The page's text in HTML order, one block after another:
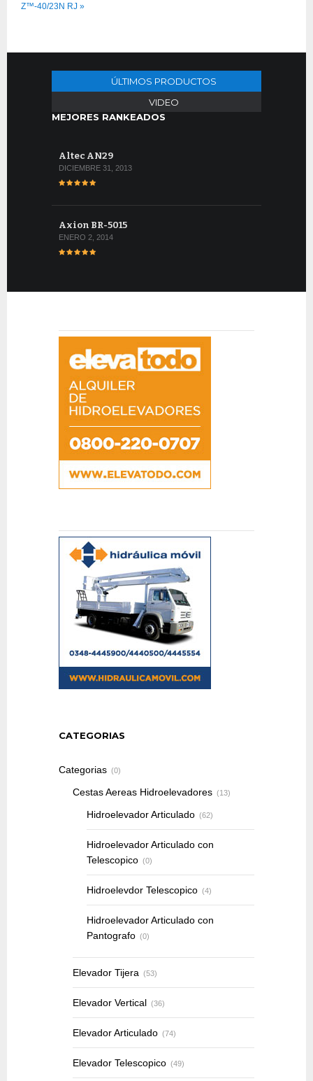
Z™-40/23N RJ »
ÚLTIMOS PRODUCTOS
VIDEO
MEJORES RANKEADOS
Altec AN29
DICIEMBRE 31, 2013
Axion BR-5015
ENERO 2, 2014
CATEGORIAS
Categorias (0)
Cestas Aereas Hidroelevadores (13)
Hidroelevador Articulado (62)
Hidroelevador Articulado con
Telescopico (0)
Hidroelevdor Telescopico (4)
Hidroelevador Articulado con
Pantografo (0)
Elevador Tijera (53)
Elevador Vertical (36)
Elevador Articulado (74)
Elevador Telescopico (49)